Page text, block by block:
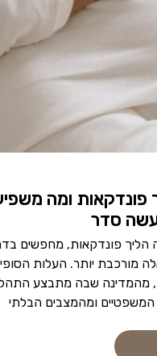
פונדקאות ומה
סדר
הליך פונדקאות, מחפשים
מורכבת יותר. העלות
מהמדינה שבה מתבצע
המשפטיים ומהמצבים הבלתי